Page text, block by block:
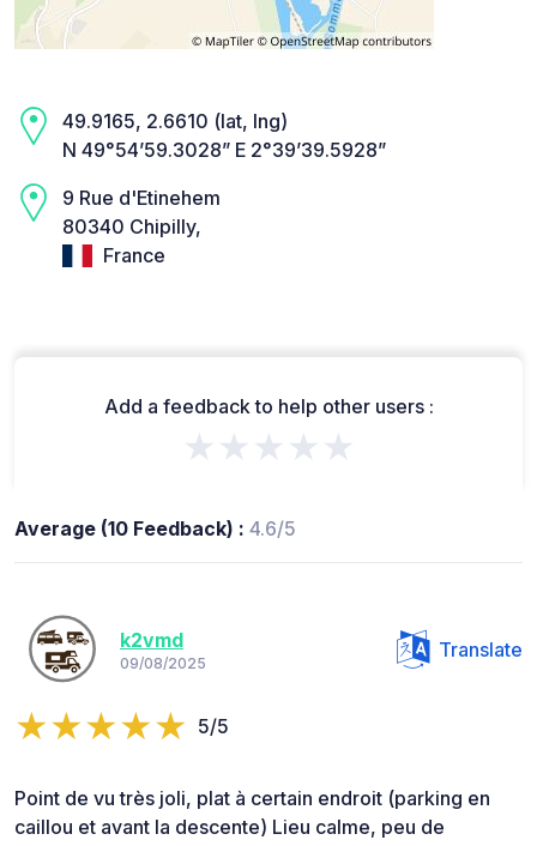
49.9165, 2.6610 (lat, lng)
N 49°54’59.3028” E 2°39’39.5928”
9 Rue d'Etinehem
80340 Chipilly,
France
Add a feedback to help other users :
★★★★★
Average (10 Feedback) : 4.6/5
k2vmd
09/08/2025
Translate
5/5
Point de vu très joli, plat à certain endroit (parking en
caillou et avant la descente) Lieu calme, peu de